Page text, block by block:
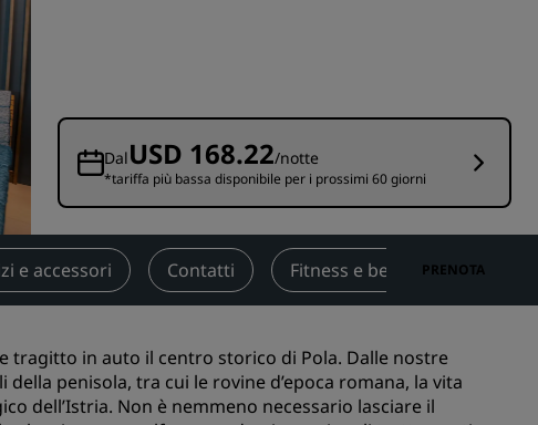
Hotel nel centro città
Visita il nostro blog
Radisson Rewards
Scopri Radisson Rewards
Vantaggi
Come guadagnare punti
Bookers and Planners
DalUSD 168.22/notte
*tariffa più bassa disponibile per i prossimi 60 giorni
e accessori Contatti Fitness e benesserePRENOTA
tragitto in auto il centro storico di Pola. Dalle nostre
penisola, tra cui le rovine d’epoca romana, la vita
dell’Istria. Non è nemmeno necessario lasciare il